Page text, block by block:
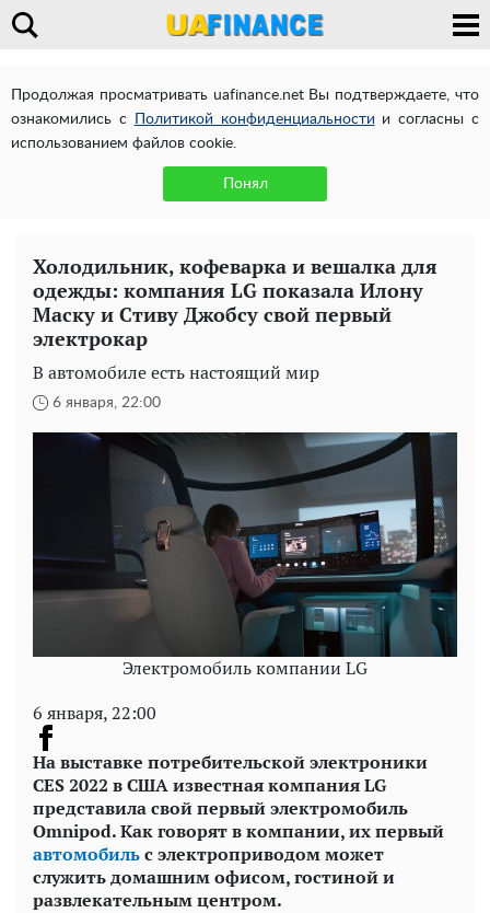
Продолжая просматривать uafinance.net Вы подтверждаете, что
ознакомились с
Политикой конфиденциальности и согласны с
использованием файлов cookie.
Понял
Холодильник, кофеварка и вешалка для
одежды: компания LG показала Илону
Маску и Стиву Джобсу свой первый
электрокар
В автомобиле есть настоящий мир
6 января, 22:00
Электромобиль компании LG
6 января, 22:00
На выставке потребительской электроники
CES 2022 в США известная компанияLG
представила свой первый электромобиль
Omnipod. Как говорят в компании, их первый
автомобильс электроприводом может
служить домашним офисом, гостиной и
развлекательным центром.